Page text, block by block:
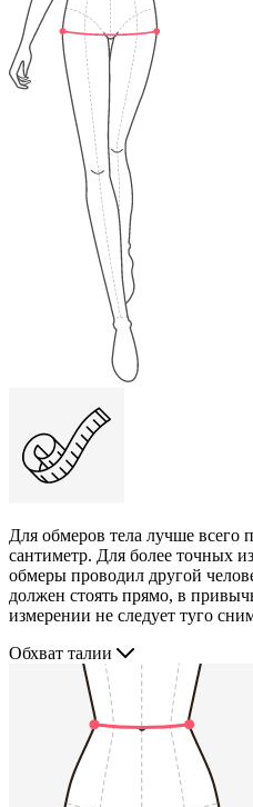
Для обмеров тела лучше всего
сантиметр. Для более точных
обмеры проводил другой
должен стоять прямо, в
измерении не следует туго
Обхват талии